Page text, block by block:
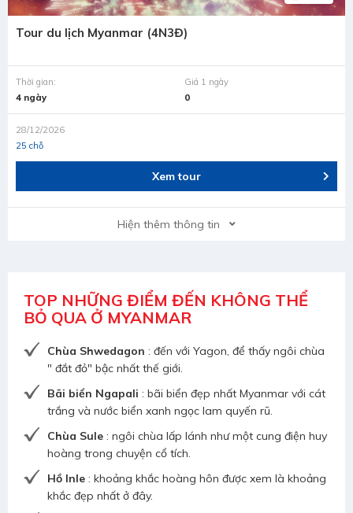
Tour du lịch Myanmar (4N3Đ)
Thời gian:
4 ngày
Giá 1 ngày
0
28/12/2026
25 chỗ
Xem tour
Hiện thêm thông tin
TOP NHỮNG ĐIỂM ĐẾN KHÔNG THỂ
BỎ QUA Ở MYANMAR
Chùa Shwedagon : đến với Yagon, để thấy ngôi chùa
" đắt đỏ" bậc nhất thế giới.
Bãi biển Ngapali : bãi biển đẹp nhất Myanmar với cát
trắng và nước biển xanh ngọc lam quyến rũ.
Chùa Sule : ngôi chùa lấp lánh như một cung điện huy
hoàng trong chuyện cổ tích.
Hồ Inle : khoảng khắc hoàng hôn được xem là khoảng
khắc đẹp nhất ở đây.